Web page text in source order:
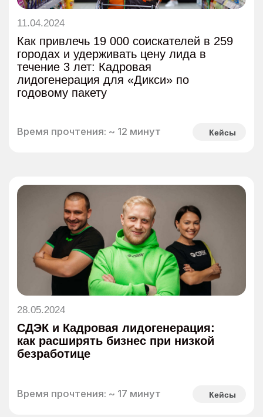
Полина Кухарская из «Вкусно — и
точка» назвала рынок труда самым
сложным за всю историю
09.07.2025
Интервью с Полиной Ткачёвой — ex-
руководителем HR-маркетинга в
Яндекс Доставке